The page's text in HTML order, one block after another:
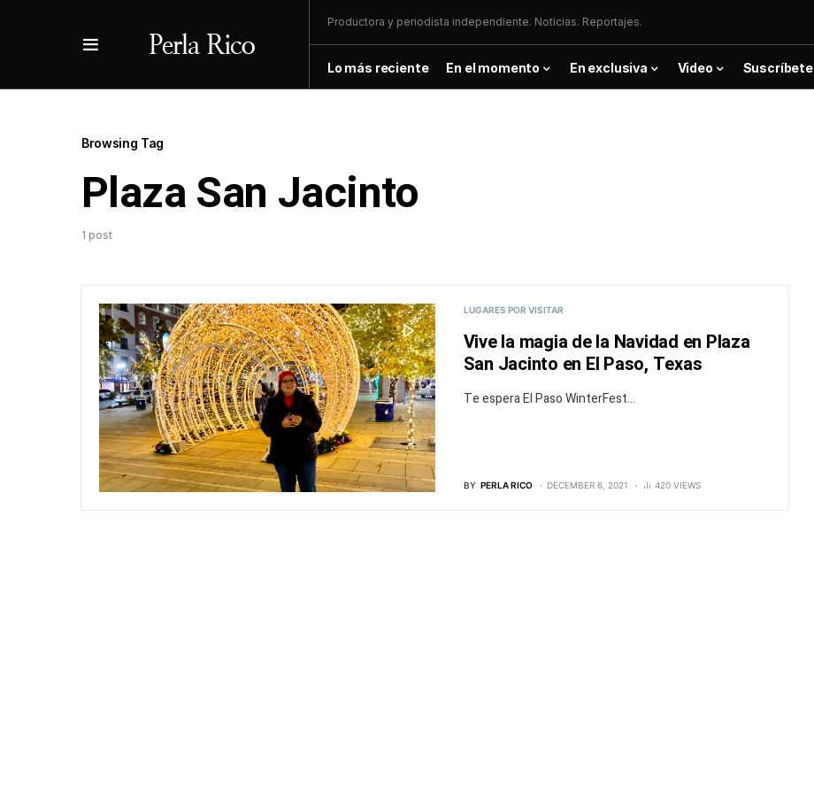
Productora y periodista independiente. Noticias. Reportajes.
Lo más reciente En el momento En exclusiva Video Suscríbete
Browsing Tag
Plaza San Jacinto
1 post
LUGARES POR VISITAR
Vive la magia de la Navidad en Plaza
San Jacinto en El Paso, Texas
Te espera El Paso WinterFest...
BY PERLA RICO DECEMBER 6, 2021 420 VIEWS